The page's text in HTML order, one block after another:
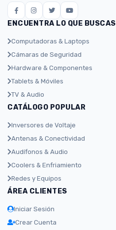
ENCUENTRA LO QUE BUSCAS
Computadoras & Laptops
Cámaras de Seguridad
Hardware & Componentes
Tablets & Móviles
TV & Audio
CATÁLOGO POPULAR
Inversores de Voltaje
Antenas & Conectividad
Audífonos & Audio
Coolers & Enfriamiento
Redes y Equipos
ÁREA CLIENTES
Iniciar Sesión
Crear Cuenta